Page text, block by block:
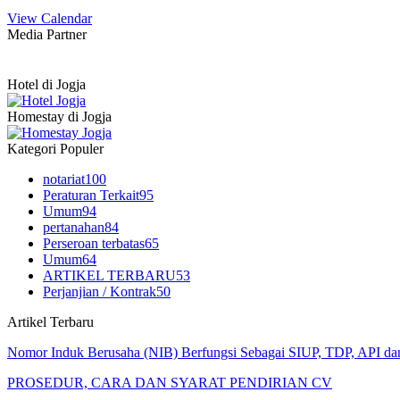
View Calendar
Media Partner
Hotel di Jogja
Homestay di Jogja
Kategori Populer
notariat100
Peraturan Terkait95
Umum94
pertanahan84
Perseroan terbatas65
Umum64
ARTIKEL TERBARU53
Perjanjian / Kontrak50
Artikel Terbaru
Nomor Induk Berusaha (NIB) Berfungsi Sebagai SIUP, TDP, API
PROSEDUR, CARA DAN SYARAT PENDIRIAN CV